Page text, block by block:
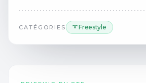
CATÉGORIES ➰ Freestyle